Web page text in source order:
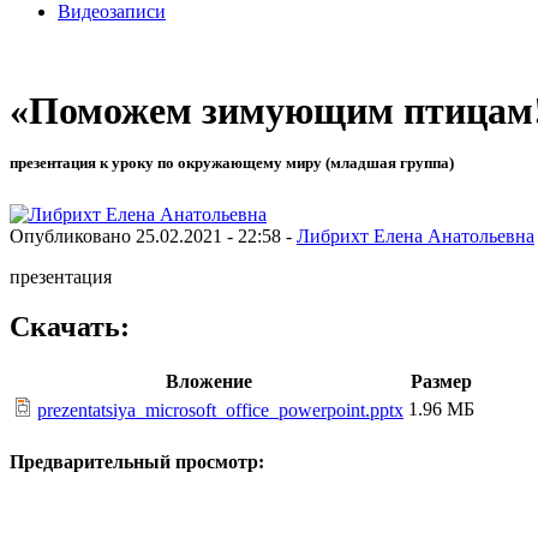
Видеозаписи
«Поможем зимующим
презентация к уроку по окружающему миру (младшая группа)
Опубликовано 25.02.2021 - 22:58 - Либрихт Елена Анатольевна
презентация
Скачать:
Вложение
Размер
prezentatsiya_microsoft_office_powerpoint.pptx 1.96 МБ
Предварительный просмотр: